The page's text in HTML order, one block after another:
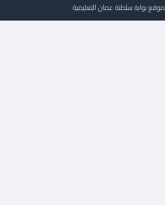
موقع بوابة سلطنة عمان التعليمية